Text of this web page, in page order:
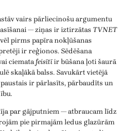
vairs pārliecinošu argumentu
— ziņas ir iztirzātas TVNET
pirms papīra nokļūšanas
ir reģionos. Sēdēšana
ciematafeisītīir būšana ļoti šaurā
skaļākā balss. Savukārt vietējā
ir pārlasīts, pārbaudīts un
par gājputniem — atbraucam līdz
pie pirmajām ledus glazūrām